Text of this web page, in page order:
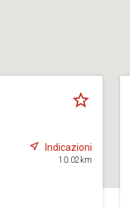
Indicazioni
10.02km